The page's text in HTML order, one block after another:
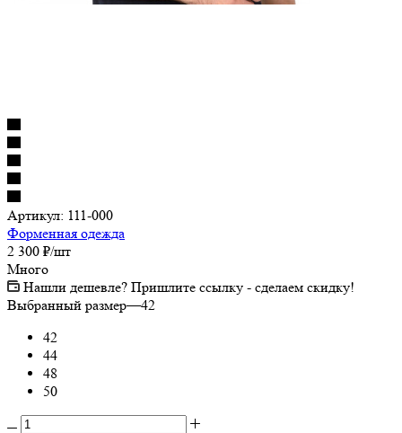
Артикул: 111-000
Форменная одежда
2 300 ₽/шт
Много
Нашли дешевле? Пришлите ссылку - сделаем скидку!
Выбранный размер—42
42
44
48
50